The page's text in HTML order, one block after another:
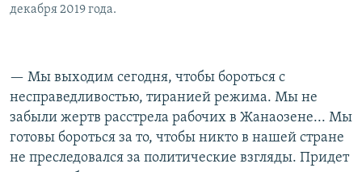
декабря 2019 года.
— Мы выходим сегодня, чтобы бороться с
несправедливостью, тиранией режима. Мы не
забыли жертв расстрела рабочих в Жанаозене... Мы
готовы бороться за то, чтобы никто в нашей стране
не преследовался за политические взгляды. Придет